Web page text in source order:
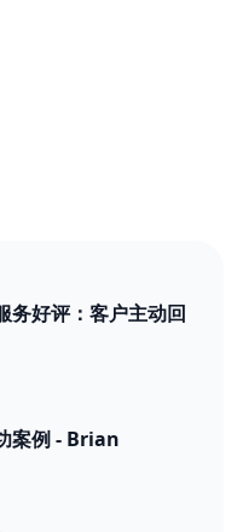
务好评：客户主动回
案例 - Brian